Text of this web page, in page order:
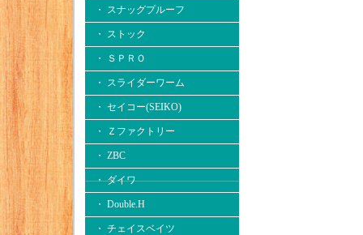
・ スナッグプルーフ
・ ストック
・ ＳＰＲＯ
・ スライダーワーム
・ セイコー(SEIKO)
・ Ｚファクトリー
・ ZBC
・ ダイワ
・ Double.H
・ チェイスベイツ